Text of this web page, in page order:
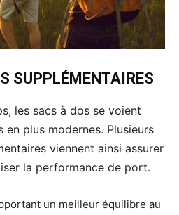
SUPPLÉMENTAIRES
les sacs à dos se voient
en plus modernes. Plusieurs
viennent ainsi assurer
la performance de port.
un meilleur équilibre au